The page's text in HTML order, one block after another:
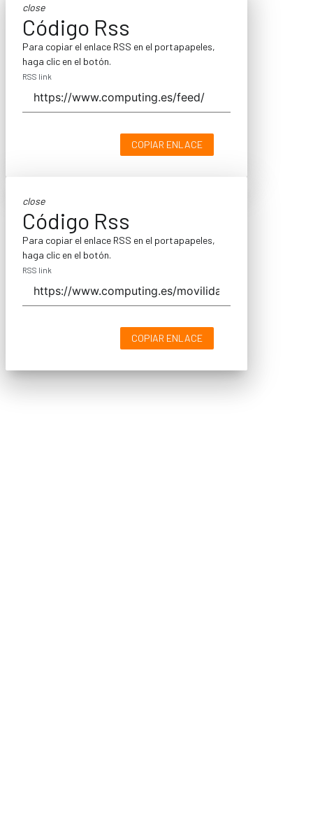
close
Código Rss
Para copiar el enlace RSS en el portapapeles,
haga clic en el botón.
RSS link
COPIAR ENLACE
close
Código Rss
Para copiar el enlace RSS en el portapapeles,
haga clic en el botón.
RSS link
COPIAR ENLACE